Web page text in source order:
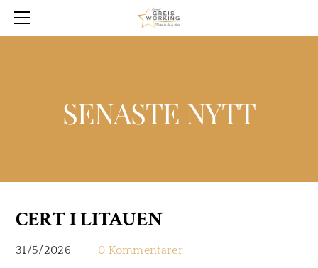
SENASTE NYTT
CERT I LITAUEN
31/5/2026 0 Kommentarer
KÖPA
PLANER
ENGLISH
ÅRETS GREIS WORKING